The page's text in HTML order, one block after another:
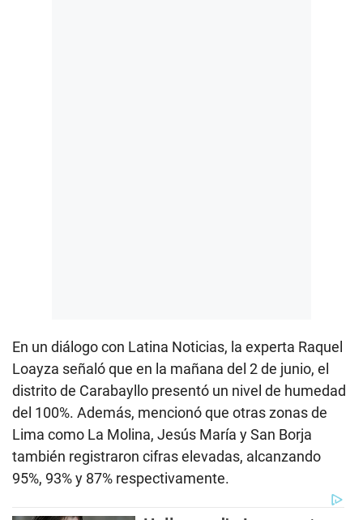
En un diálogo con Latina Noticias, la experta Raquel
Loayza señaló que en la mañana del 2 de junio, el
distrito de Carabayllo presentó un nivel de humedad
del 100%. Además, mencionó que otras zonas de
Lima como La Molina, Jesús María y San Borja
también registraron cifras elevadas, alcanzando
95%, 93% y 87% respectivamente.